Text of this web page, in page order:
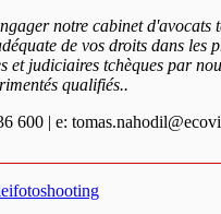
notre cabinet d'avocats
de vos droits dans les
et judiciaires tchèques par
qualifiés..
600 | e: